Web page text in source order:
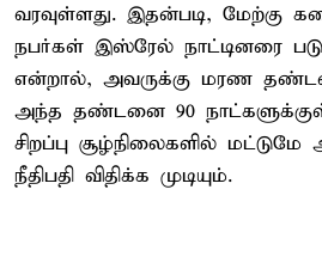
வரவுள்ளது. இதன்படி, மேற்கு
நபர்கள் இஸ்ரேல் நாட்டினரை
என்றால், அவருக்கு மரண
அந்த தண்டனை 90
சிறப்பு சூழ்நிலைகளில்
நீதிபதி விதிக்க முடியும்.